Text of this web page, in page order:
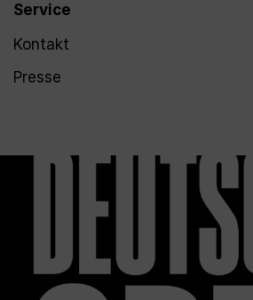
Service
Kontakt
Presse